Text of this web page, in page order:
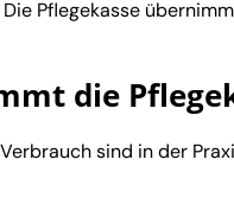
Pflegekasse
die
sind in der